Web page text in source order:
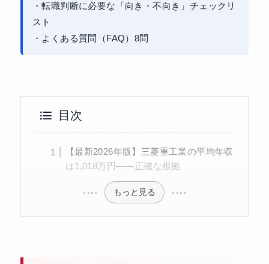
・転職判断に必要な「向き・不向き」チェックリ
スト
・よくある質問（FAQ）8問
目次
【最新2026年版】三菱重工業の平均年収
は1,018万円——正確な根拠
もっと見る